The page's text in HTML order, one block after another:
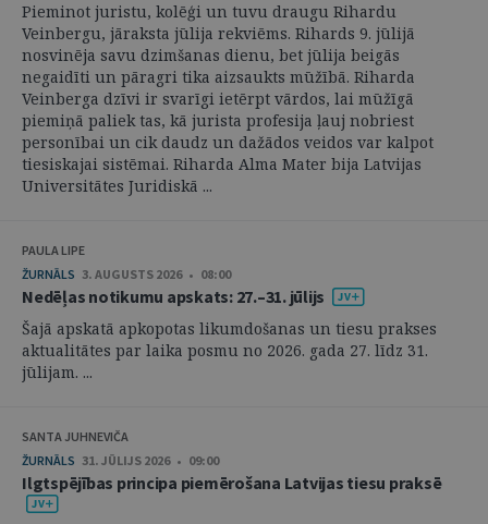
Pieminot juristu, kolēģi un tuvu draugu Rihardu
Veinbergu, jāraksta jūlija rekviēms. Rihards 9. jūlijā
nosvinēja savu dzimšanas dienu, bet jūlija beigās
negaidīti un pāragri tika aizsaukts mūžībā. Riharda
Veinberga dzīvi ir svarīgi ietērpt vārdos, lai mūžīgā
piemiņā paliek tas, kā jurista profesija ļauj nobriest
personībai un cik daudz un dažādos veidos var kalpot
tiesiskajai sistēmai. Riharda Alma Mater bija Latvijas
Universitātes Juridiskā ...
PAULA LIPE
ŽURNĀLS 3. AUGUSTS 2026 • 08:00
Nedēļas notikumu apskats: 27.–31. jūlijs
Šajā apskatā apkopotas likumdošanas un tiesu prakses
aktualitātes par laika posmu no 2026. gada 27. līdz 31.
jūlijam. ...
SANTA JUHNEVIČA
ŽURNĀLS 31. JŪLIJS 2026 • 09:00
Ilgtspējības principa piemērošana Latvijas tiesu praksē